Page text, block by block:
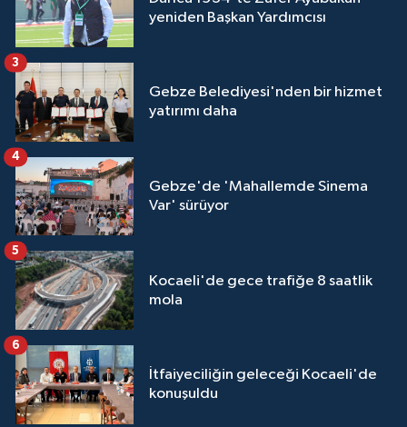
yeniden Başkan Yardımcısı
Gebze Belediyesi'nden bir hizmet
yatırımı daha
3
Gebze'de 'Mahallemde Sinema
Var' sürüyor
4
Kocaeli'de gece trafiğe 8 saatlik
mola
5
İtfaiyeciliğin geleceği Kocaeli'de
konuşuldu
6